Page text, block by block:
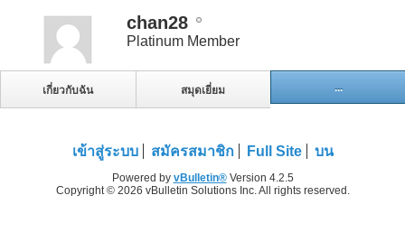
chan28
Platinum Member
เกี่ยวกับฉัน สมุดเยี่ยม ...
เข้าสู่ระบบ สมัครสมาชิก Full Site บน
Powered by vBulletin®Version 4.2.5
Copyright © 2026 vBulletin Solutions Inc. All rights reserved.